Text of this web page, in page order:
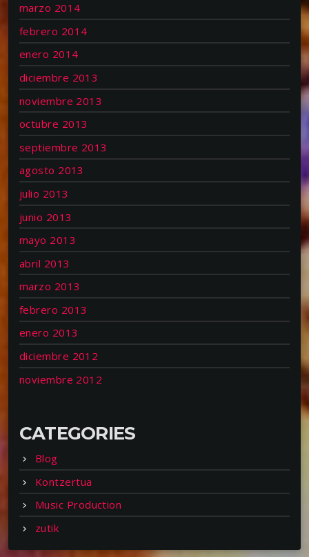
marzo 2014
febrero 2014
enero 2014
diciembre 2013
noviembre 2013
octubre 2013
septiembre 2013
agosto 2013
julio 2013
junio 2013
mayo 2013
abril 2013
marzo 2013
febrero 2013
enero 2013
diciembre 2012
noviembre 2012
CATEGORIES
Blog
Kontzertua
Music Production
zutik